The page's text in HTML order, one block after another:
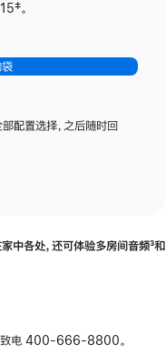
。
配置选择，之后随时回
家中各处，还可体验多‍房‍间音频脚
³和
电 400-666-8800。